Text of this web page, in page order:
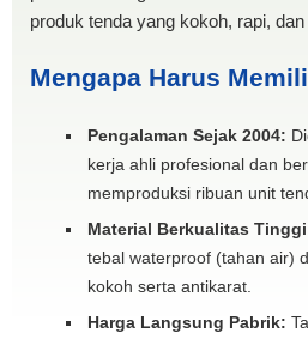
produk tenda yang kokoh, rapi,
Mengapa Harus
Pengalaman Sejak 2004:
kerja ahli profesional dan
memproduksi ribuan unit
Material Berkualitas
tebal waterproof (tahan air)
kokoh serta antikarat.
Harga Langsung Pabrik: